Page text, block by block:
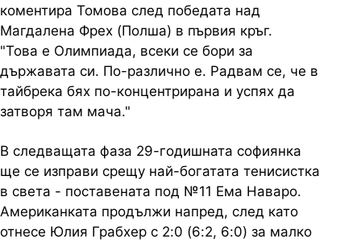
коментира Томова след победата над
Магдалена Фрех (Полша) в първия кръг.
"Това е Олимпиада, всеки се бори за
държавата си. По-различно е. Радвам се, че в
тайбрека бях по-концентрирана и успях да
затворя там мача."
В следващата фаза 29-годишната софиянка
ще се изправи срещу най-богатата тенисистка
в света - поставената под №11 Ема Наваро.
Американката продължи напред, след като
отнесе Юлия Грабхер с 2:0 (6:2, 6:0) за малко